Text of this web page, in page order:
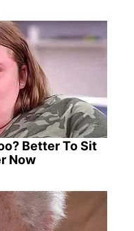
Better To Sit
Now